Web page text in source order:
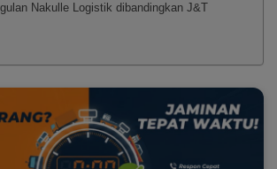
Nakulle Logistik dibandingkan J&T